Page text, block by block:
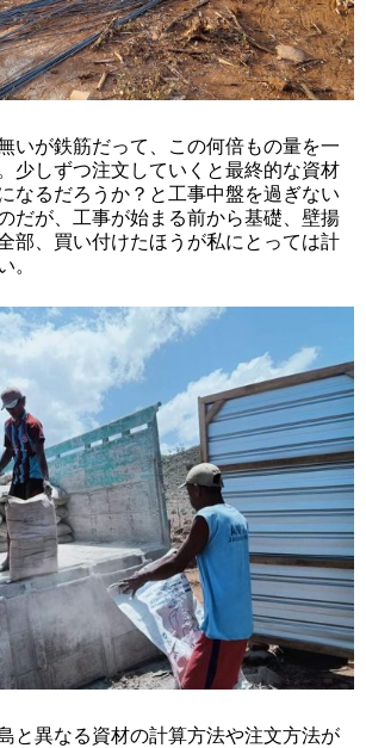
いが鉄筋だって、この何倍もの量を一
少しずつ注文していくと最終的な資材
なるだろうか？と工事中盤を過ぎない
だが、工事が始まる前から基礎、壁揚
部、買い付けたほうが私にとっては計
。
と異なる資材の計算方法や注文方法が